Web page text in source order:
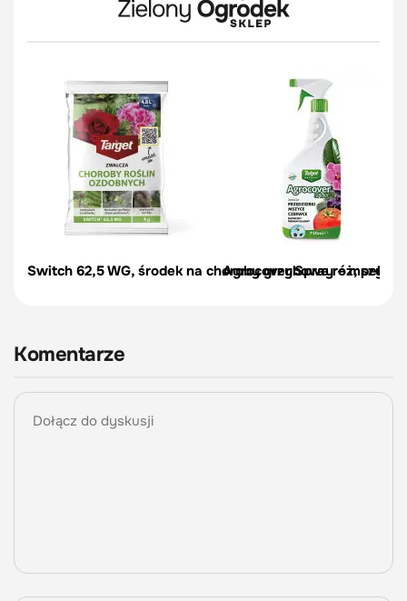
Switch 62,5 WG, środek na choroby grzybowe róż,
Agrocover Spray –
Komentarze